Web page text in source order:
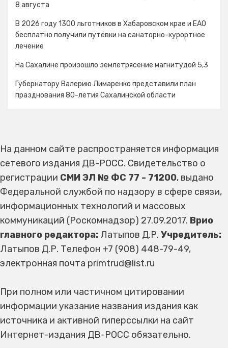
8 августа
В 2026 году 1300 льготников в Хабаровском крае и ЕАО
бесплатно получили путёвки на санаторно-курортное
лечение
На Сахалине произошло землетрясение магнитудой 5,3
Губернатору Валерию Лимаренко представили план
празднования 80-летия Сахалинской области
На данном сайте распространяется информация
сетевого издания ДВ-РОСС. Свидетельство о
регистрации СМИ ЭЛ № ФС 77 - 71200, выдано
Федеральной службой по надзору в сфере связи,
информационных технологий и массовых
коммуникаций (Роскомнадзор) 27.09.2017. Врио
главного редактора: Латыпов Д.Р. Учредитель:
Латыпов Д.Р. Телефон +7 (908) 448-79-49,
электронная почта primtrud@list.ru
При полном или частичном цитировании
информации указание названия издания как
источника и активной гиперссылки на сайт
Интернет-издания ДВ-РОСС обязательно.